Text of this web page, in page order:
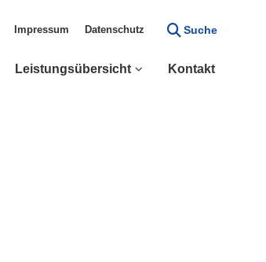
Navigation überspringen
Impressum Datenschutz Navigation wiederholen
Suche
Leistungsübersicht Kontakt